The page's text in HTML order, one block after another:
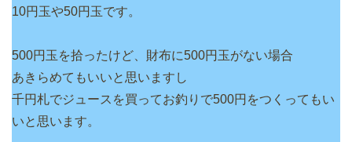
10円玉や50円玉です。
500円玉を拾ったけど、財布に500円玉がない場合
あきらめてもいいと思いますし
千円札でジュースを買ってお釣りで500円をつくってもい
いと思います。